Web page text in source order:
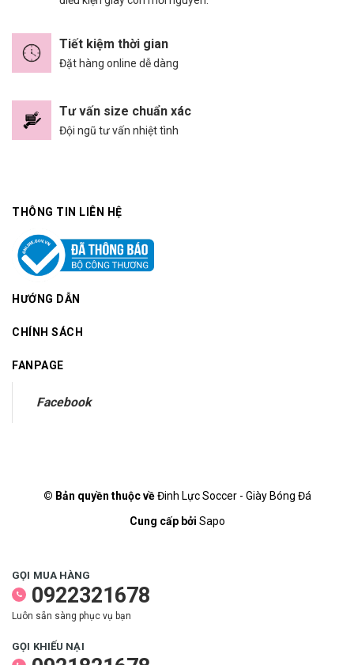
Tiết kiệm thời gian
Đặt hàng online dễ dàng
Tư vấn size chuẩn xác
Đội ngũ tư vấn nhiệt tình
THÔNG TIN LIÊN HỆ
HƯỚNG DẪN
CHÍNH SÁCH
FANPAGE
Facebook
© Bản quyền thuộc vềĐinh Lực Soccer - Giày Bóng Đá
Cung cấp bởi Sapo
GỌI MUA HÀNG
0922321678
Luôn sẵn sàng phục vụ bạn
GỌI KHIẾU NẠI